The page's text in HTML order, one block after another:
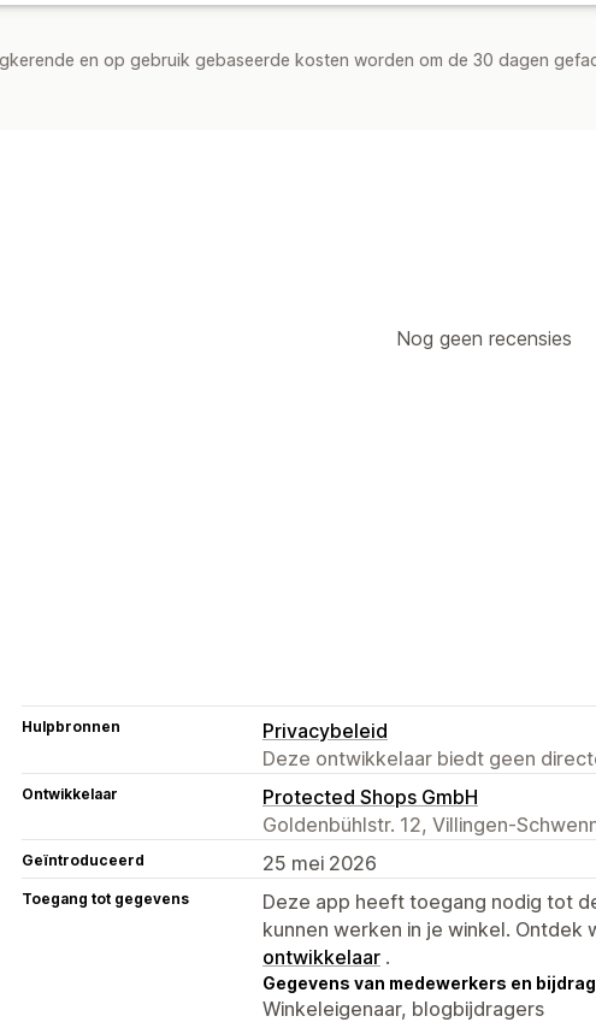
en op gebruik gebaseerde kosten worden om de 30 dagen
Nog geen recensies
Hulpbronnen
Privacybeleid
Deze ontwikkelaar biedt geen
Ontwikkelaar
Protected Shops GmbH
Goldenbühlstr. 12, Villingen-
Geïntroduceerd 25 mei 2026
Toegang tot gegevens
Deze app heeft toegang nodig tot
kunnen werken in je winkel. Ontdek
ontwikkelaar .
Gegevens van medewerkers en
Winkeleigenaar, blogbijdragers